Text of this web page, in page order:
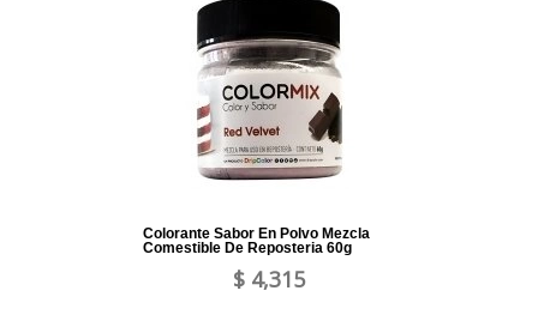
Colorante Sabor En Polvo Mezcla
Comestible De Reposteria 60g
$ 4,315